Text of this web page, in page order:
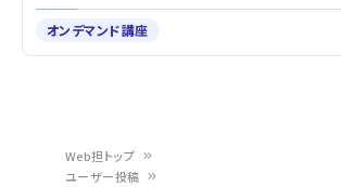
Web担トップ
ユーザー投稿
オンデマンド講座